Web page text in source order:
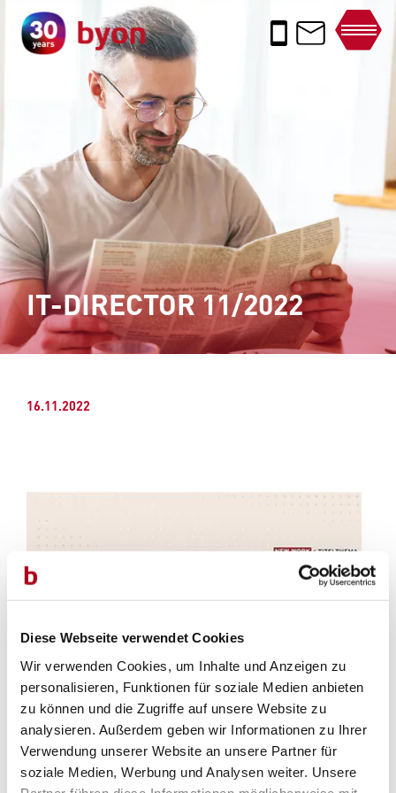
Diese Webseite verwendet Cookies
Wir verwenden Cookies, um Inhalte und Anzeigen zu
personalisieren, Funktionen für soziale Medien anbieten
zu können und die Zugriffe auf unsere Website zu
analysieren. Außerdem geben wir Informationen zu Ihrer
Verwendung unserer Website an unsere Partner für
soziale Medien, Werbung und Analysen weiter. Unsere
IT-DIRECTOR 11/2022
16.11.2022